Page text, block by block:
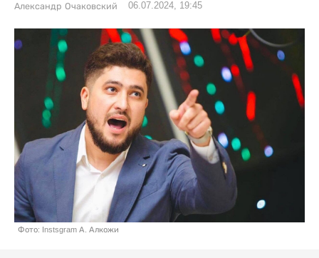
Александр Очаковский 06.07.2024, 19:45
Фото: Instsgram А. Алкожи